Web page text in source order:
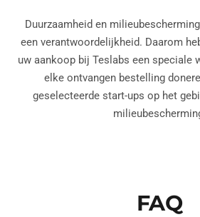
Duurzaamheid en
een verantwoordelijkheid. Daarom
uw aankoop bij Teslabs een speciale
elke ontvangen bestelling
geselecteerde start-ups op het
FAQ